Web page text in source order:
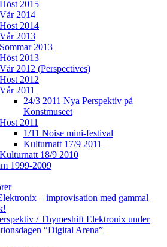
Höst 2015
Vår 2014
Höst 2014
Vår 2013
Sommar 2013
Höst 2013
Vår 2012 (Perspectives)
Höst 2012
Vår 2011
24/3 2011 Nya Perspektiv på
Konstmuseet
Höst 2011
1/11 Noise mini-festival
Kulturnatt 17/9 2011
Kulturnatt 18/9 2010
1999-2009
– improvisation med gammal
/ Thymeshift Elektronix under
“Digital Arena”